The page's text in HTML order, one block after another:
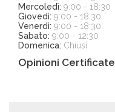
Mercoledì: 9:00 - 18:30
Giovedì: 9:00 - 18:30
Venerdì: 9:00 - 18:30
Sabato: 9:00 - 12:30
Domenica: Chiusi
Opinioni Certificate